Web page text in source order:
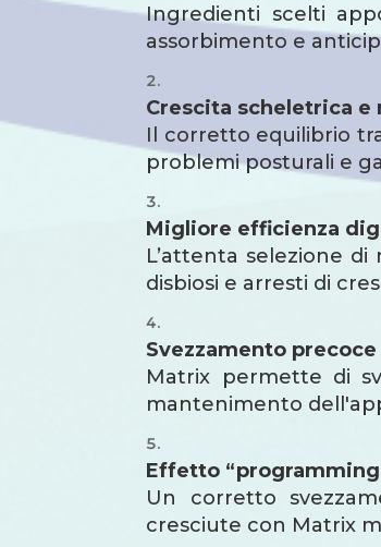
Ingredienti scelti
assorbimento e
Crescita scheletrica
Il corretto equilibrio
problemi posturali e
Migliore efficienza
L’attenta selezione
disbiosi e arresti di
Svezzamento
Matrix permette di
mantenimento
Effetto
Un corretto
cresciute con Matrix